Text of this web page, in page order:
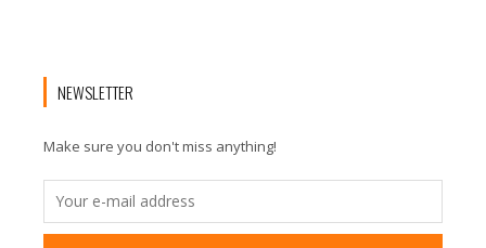
NEWSLETTER
Make sure you don't miss anything!